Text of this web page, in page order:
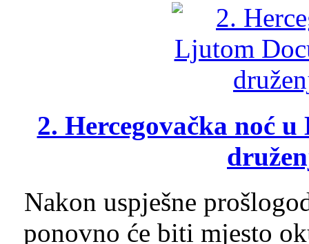
2. Hercegovačka noć
Nakon uspješne
ponovno će biti mjesto